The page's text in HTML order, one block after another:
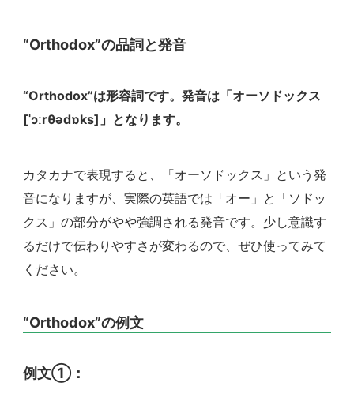
“Orthodox”の品詞と発音
“Orthodox”は形容詞です。発音は「オーソドックス
[ˈɔːrθədɒks]」となります。
カタカナで表現すると、「オーソドックス」という発
音になりますが、実際の英語では「オー」と「ソドッ
クス」の部分がやや強調される発音です。少し意識す
るだけで伝わりやすさが変わるので、ぜひ使ってみて
ください。
“Orthodox”の例文
例文①：